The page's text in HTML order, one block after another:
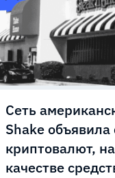
Сеть
Shake
криптовалют,
качестве